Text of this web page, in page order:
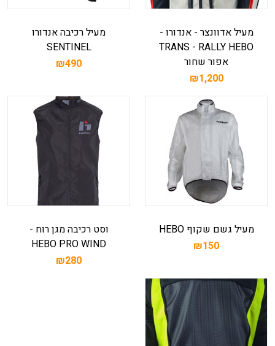
מעיל אדוונצר - אנדורו -
TRANS - RALLY HEBO
אפור שחור
₪1,200
מעיל רכיבה אנדורו
SENTINEL
₪490
מעיל גשם שקוף HEBO
₪150
וסט רכיבה מגן רוח -
HEBO PRO WIND
₪280